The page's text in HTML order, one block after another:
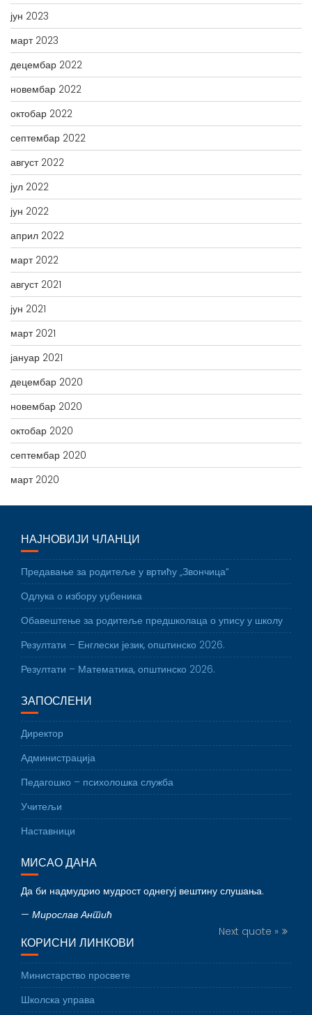
јун 2023
март 2023
децембар 2022
новембар 2022
октобар 2022
септембар 2022
август 2022
јул 2022
јун 2022
април 2022
март 2022
август 2021
јун 2021
март 2021
јануар 2021
децембар 2020
новембар 2020
октобар 2020
септембар 2020
март 2020
НАЈНОВИЈИ ЧЛАНЦИ
Предавање за родитеље у вртићу „Звончица“
Одлука о избору уџбеника
Обавештење за родитеље предшколаца о упису у школу
Резултати – Енглески језик, општинско 2026.
Резултати – Математика, општинско 2026.
ЗАПОСЛЕНИ
Директор
Администрација
Педагошко – психолошка служба
Учитељи
Наставници
МИСАО ДАНА
Да би надмудрио мудрост однегуј вештину слушања.
— Мирослав Антић
Next quote »
КОРИСНИ ЛИНКОВИ
Министарство просвете
Школска управа